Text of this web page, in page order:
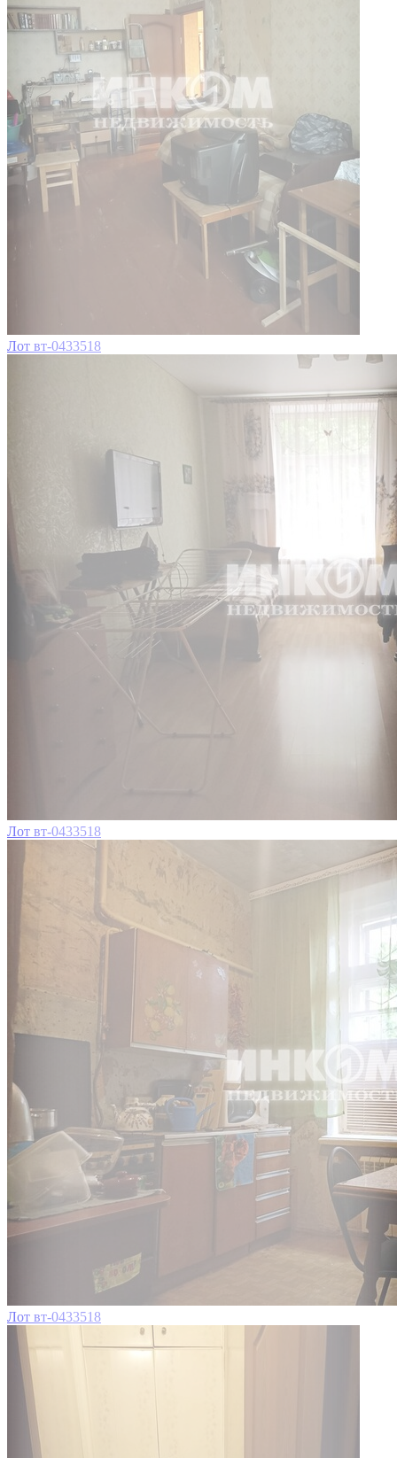
Лот вт-0433518
Лот вт-0433518
Лот вт-0433518